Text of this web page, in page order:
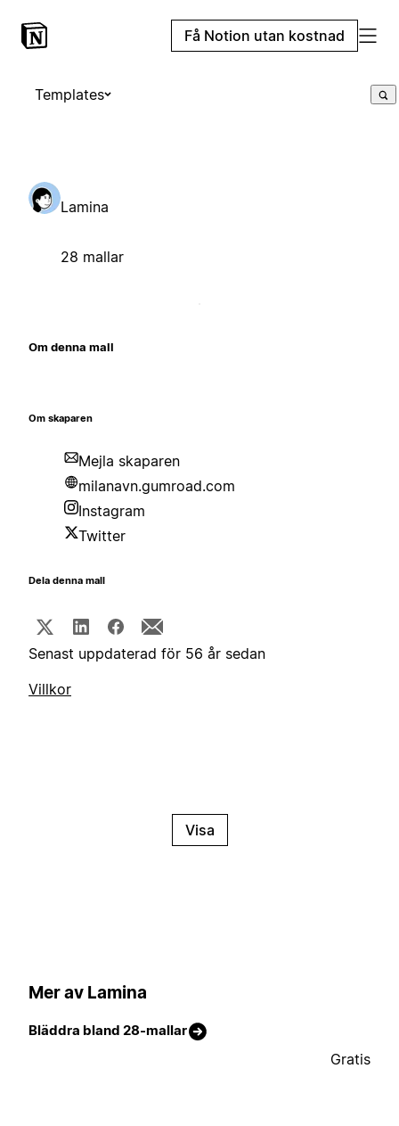
Få Notion utan kostnad
Templates
Lamina
28 mallar
Om denna mall
Om skaparen
Mejla skaparen
milanavn.gumroad.com
Instagram
Twitter
Dela denna mall
Senast uppdaterad för 56 år sedan
Villkor
Visa
Mer av Lamina
Bläddra bland 28-mallar
Gratis